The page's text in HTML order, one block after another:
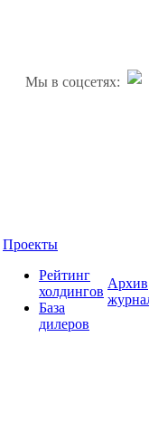
Мы в соцсетях:
Проекты
Рейтинг
холдингов
База
дилеров
Архив